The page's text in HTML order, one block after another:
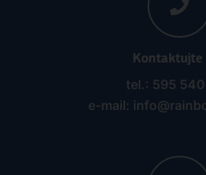
Kontaktujte
tel.: 595
e-mail: